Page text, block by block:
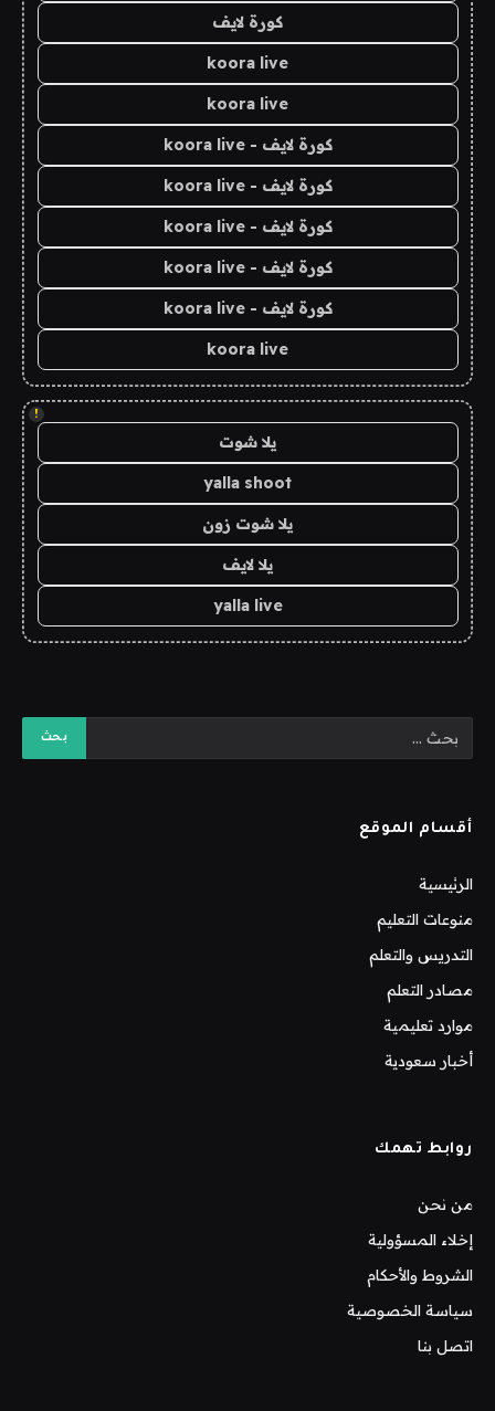
كورة لايف
koora live
koora live
كورة لايف - koora live
كورة لايف - koora live
كورة لايف - koora live
كورة لايف - koora live
كورة لايف - koora live
koora live
!
يلا شوت
yalla shoot
يلا شوت زون
يلا لايف
yalla live
أقسام الموقع
الرئيسية
منوعات التعليم
التدريس والتعلم
مصادر التعلم
موارد تعليمية
أخبار سعودية
روابط تهمك
من نحن
إخلاء المسؤولية
الشروط والأحكام
سياسة الخصوصية
اتصل بنا